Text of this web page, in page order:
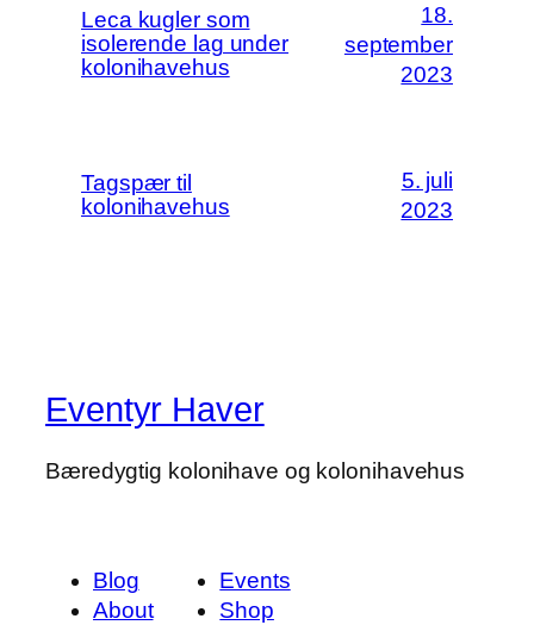
Leca kugler som
isolerende lag under
kolonihavehus
18.
september
2023
Tagspær til
kolonihavehus
5. juli
2023
Eventyr Haver
Bæredygtig kolonihave og kolonihavehus
Blog
About
Events
Shop